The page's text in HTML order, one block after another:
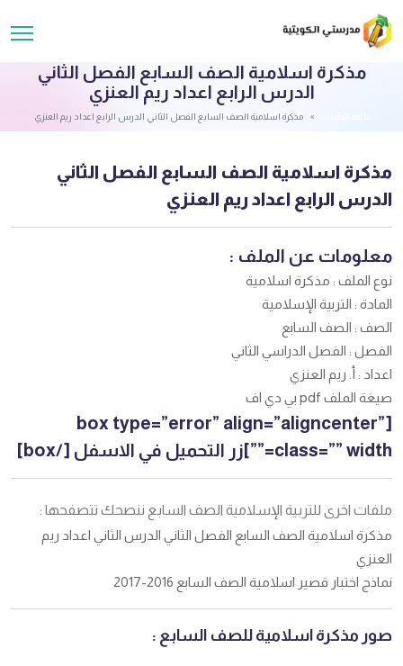
مذكرة اسلامية الصف السابع الفصل الثاني
الدرس الرابع اعداد ريم العنزي
مذكرة اسلامية الصف السابع الفصل الثاني الدرس الرابع اعداد ريم العنزي
مذكرة اسلامية الصف السابع الفصل الثاني
الدرس الرابع اعداد ريم العنزي
معلومات عن الملف :
نوع الملف : مذكرة اسلامية
المادة : التربية الإسلامية
الصف : الصف السابع
الفصل : الفصل الدراسي الثاني
اعداد : أ. ريم العنزي
صيغة الملف pdf بي دي اف
[box type=”error” align=”aligncenter”
class=”” width=””]زر التحميل في الاسفل [/box]
ملفات اخرى للتربية الإسلامية الصف السابع ننصحك تتصفحها :
مذكرة اسلامية الصف السابع الفصل الثاني الدرس الثاني اعداد ريم
العنزي
نماذج اختبار قصير اسلامية الصف السابع 2016-2017
صور مذكرة اسلامية للصف السابع :